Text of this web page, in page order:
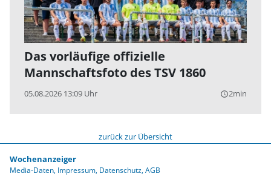
Das vorläufige offizielle
Mannschaftsfoto des TSV 1860
05.08.2026 13:09 Uhr query_builder2min
zurück zur Übersicht
Wochenanzeiger
Media-Daten Impressum Datenschutz AGB